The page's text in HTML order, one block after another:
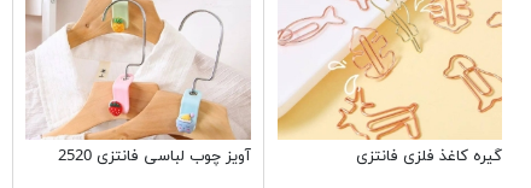
گیره کاغذ فلزی فانتزی آویز چوب لباسی فانتزی 2520